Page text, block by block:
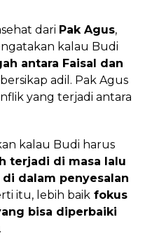
dari Pak Agus,
kalau Budi
antara Faisal dan
adil. Pak Agus
yang terjadi antara
kalau Budi harus
terjadi di masa lalu
dalam penyesalan
itu, lebih baik fokus
bisa diperbaiki
.